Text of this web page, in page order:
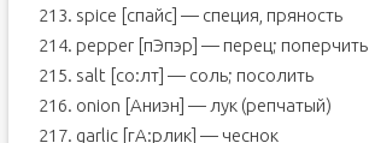
213. spice [спайс] — специя, пряность
214. pepper [пЭпэр] — перец; поперчить
215. salt [со:лт] — соль; посолить
216. onion [Аниэн] — лук (репчатый)
217. garlic [гА:рлик] — чеснок